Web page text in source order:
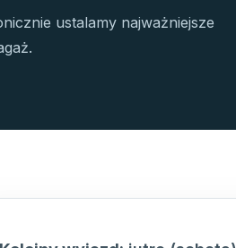
ustalamy najważniejsze